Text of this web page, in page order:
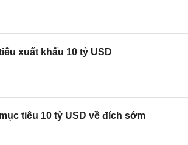
xuất khẩu 10 tỷ USD
tiêu 10 tỷ USD về đích sớm